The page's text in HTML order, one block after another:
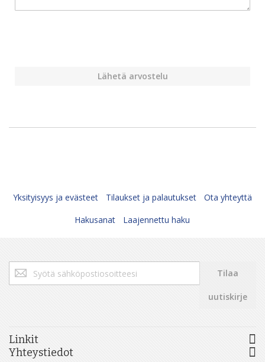
Lähetä arvostelu
Yksityisyys ja evästeet Tilaukset ja palautukset
Ota yhteyttä
Hakusanat
Laajennettu haku
Tilaa
uutiskirjeemme:
Tilaa
uutiskirje
Linkit
Yhteystiedot